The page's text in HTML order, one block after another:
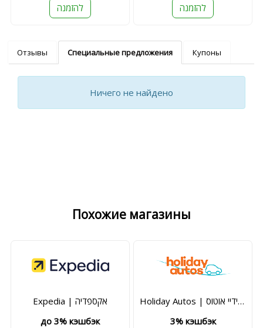
להזמנה להזמנה
Отзывы Специальные предложения Купоны
Ничего не найдено
Похожие магазины
Expedia | אקספדיה
до 3% кэшбэк
Holiday Autos | הולידיי אוטוס
3% кэшбэк